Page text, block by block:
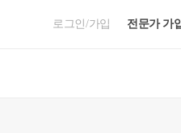
로그인/가입 전문가 가